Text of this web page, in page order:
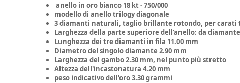
anello in oro bianco 18 kt - 750/000
modello di anello trilogy diagonale
3 diamanti naturali, taglio brillante rotondo, per carati
Larghezza della parte superiore dell'anello: da
Lunghezza dei tre diamanti in fila 11.00 mm
Diametro del singolo diamante 2.90 mm
Larghezza del gambo 2.30 mm, nel punto più stretto
Altezza dell'incastonatura 4.20 mm
peso indicativo dell'oro 3.30 grammi